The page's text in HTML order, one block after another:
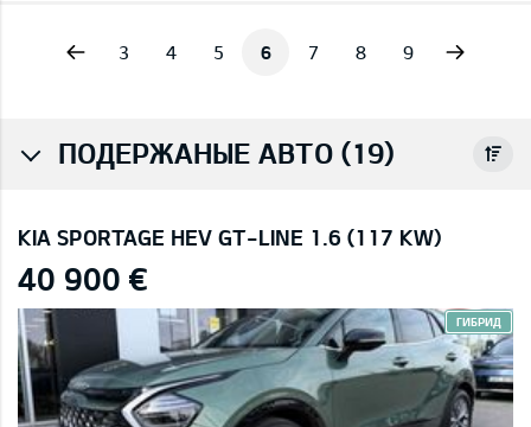
3 4 5 6 7 8 9
ПОДЕРЖАНЫЕ АВТО (19)
KIA SPORTAGE HEV GT-LINE 1.6 (117 KW)
40 900 €
ГИБРИД